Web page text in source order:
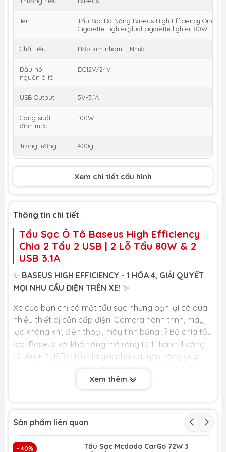
Tên
Tẩu Sạc Đa Năng Baseus High Efficiency One to
Cigarette Lighter(dual-cigarette lighter 80W +dual
Chất liệu Hợp kim nhôm + Nhựa
Đầu nối
nguồn ô tô
DC12V/24V
USB Output 5V-3.1A
Công suất
định mức
100W
Trọng lượng 400g
Kích thước
Sạc: 26.8 x 57.75 (mm)
Bộ chia: 64 x 50.4 x 32.9 (mm)
Chiều dài cáp 60 cm
Trọng lượng 400g
Xem chi tiết cấu hình
Thông tin chi tiết
Tẩu Sạc Ô Tô Baseus High Efficiency
Chia 2 Tẩu 2 USB | 2 Lỗ Tẩu 80W & 2
USB 3.1A
✨ BASEUS HIGH EFFICIENCY - 1 HÓA 4, GIẢI QUYẾT
MỌI NHU CẦU ĐIỆN TRÊN XE! ✨
Xe của bạn chỉ có một tẩu sạc nhưng bạn lại có quá
nhiều thiết bị cần cấp điện: Camera hành trình, máy
lọc không khí, điện thoại, máy tính bảng...? Bộ chia tẩu
sạc Baseus với khả năng mở rộng từ 1 thành 4 cổng
(2 tẩu + 2 USB) chính là giải pháp quyền năng giúp
bạn vận hành tất cả thiết bị cùng lúc một cách ổn
🏆LỢI ÍCH CỐT LÕI DÀNH CHO BẠN🏆
🔌MỞ RỘNG 4 CỔNG KẾT NỐI - ĐA NHIỆM TUYỆT
lượng đa năng gồm:
Xem thêm
Sản phẩm liên quan
- 40%
Tẩu Sạc Mcdodo CarGo 72W 3